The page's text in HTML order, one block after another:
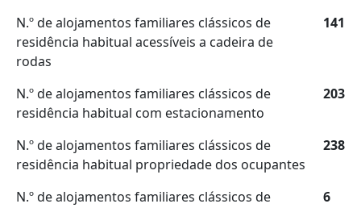
N.º de alojamentos familiares clássicos de
residência habitual acessíveis a cadeira de
rodas
141
N.º de alojamentos familiares clássicos de
residência habitual com estacionamento
203
N.º de alojamentos familiares clássicos de
residência habitual propriedade dos ocupantes
238
N.º de alojamentos familiares clássicos de
6